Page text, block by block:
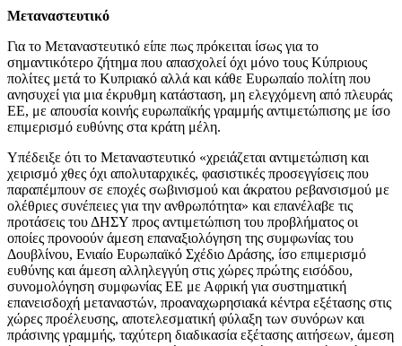
Μεταναστευτικό
Για το Μεταναστευτικό είπε πως πρόκειται ίσως για το
σημαντικότερο ζήτημα που απασχολεί όχι μόνο τους Κύπριους
πολίτες μετά το Κυπριακό αλλά και κάθε Ευρωπαίο πολίτη που
ανησυχεί για μια έκρυθμη κατάσταση, μη ελεγχόμενη από πλευράς
ΕΕ, με απουσία κοινής ευρωπαϊκής γραμμής αντιμετώπισης με ίσο
επιμερισμό ευθύνης στα κράτη μέλη.
Υπέδειξε ότι το Μεταναστευτικό «χρειάζεται αντιμετώπιση και
χειρισμό χθες όχι απολυταρχικές, φασιστικές προσεγγίσεις που
παραπέμπουν σε εποχές σωβινισμού και άκρατου ρεβανσισμού με
ολέθριες συνέπειες για την ανθρωπότητα» και επανέλαβε τις
προτάσεις του ΔΗΣΥ προς αντιμετώπιση του προβλήματος οι
οποίες προνοούν άμεση επαναξιολόγηση της συμφωνίας του
Δουβλίνου, Ενιαίο Ευρωπαϊκό Σχέδιο Δράσης, ίσο επιμερισμό
ευθύνης και άμεση αλληλεγγύη στις χώρες πρώτης εισόδου,
συνομολόγηση συμφωνίας ΕΕ με Αφρική για συστηματική
επανεισδοχή μεταναστών, προαναχωρησιακά κέντρα εξέτασης στις
χώρες προέλευσης, αποτελεσματική φύλαξη των συνόρων και
πράσινης γραμμής, ταχύτερη διαδικασία εξέτασης αιτήσεων, άμεση